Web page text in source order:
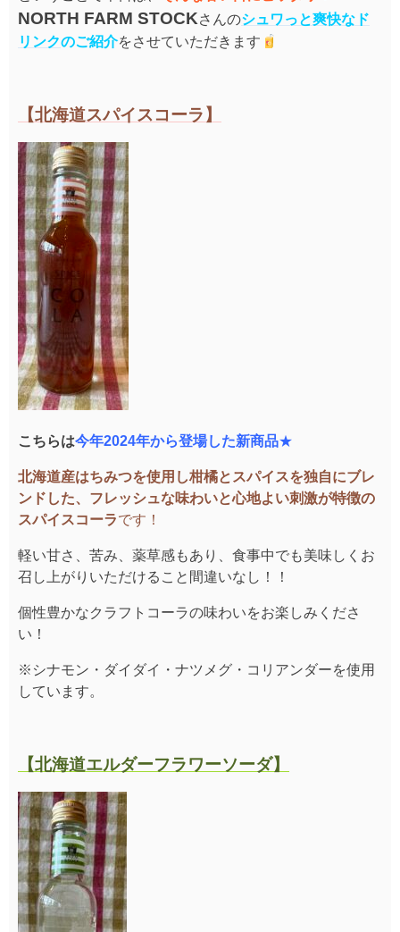
NORTH FARM STOCKさんのシュワっと爽快なド
リンクのご紹介をさせていただきます
【北海道スパイスコーラ】
こちらは今年2024年から登場した新商品★
北海道産はちみつを使用し柑橘とスパイスを独自にブレ
ンドした、フレッシュな味わいと心地よい刺激が特徴の
スパイスコーラです！
軽い甘さ、苦み、薬草感もあり、食事中でも美味しくお
召し上がりいただけること間違いなし！！
個性豊かなクラフトコーラの味わいをお楽しみくださ
い！
※シナモン・ダイダイ・ナツメグ・コリアンダーを使用
しています。
【北海道エルダーフラワーソーダ】